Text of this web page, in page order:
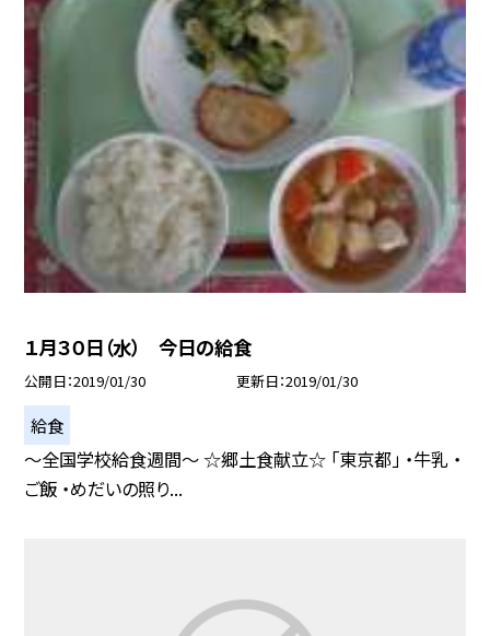
１月３０日（水） 今日の給食
公開日 2019/01/30 更新日 2019/01/30
給食
〜全国学校給食週間〜 ☆郷土食献立☆ 「東京都」 ・牛乳 ・
ご飯 ・めだいの照り...